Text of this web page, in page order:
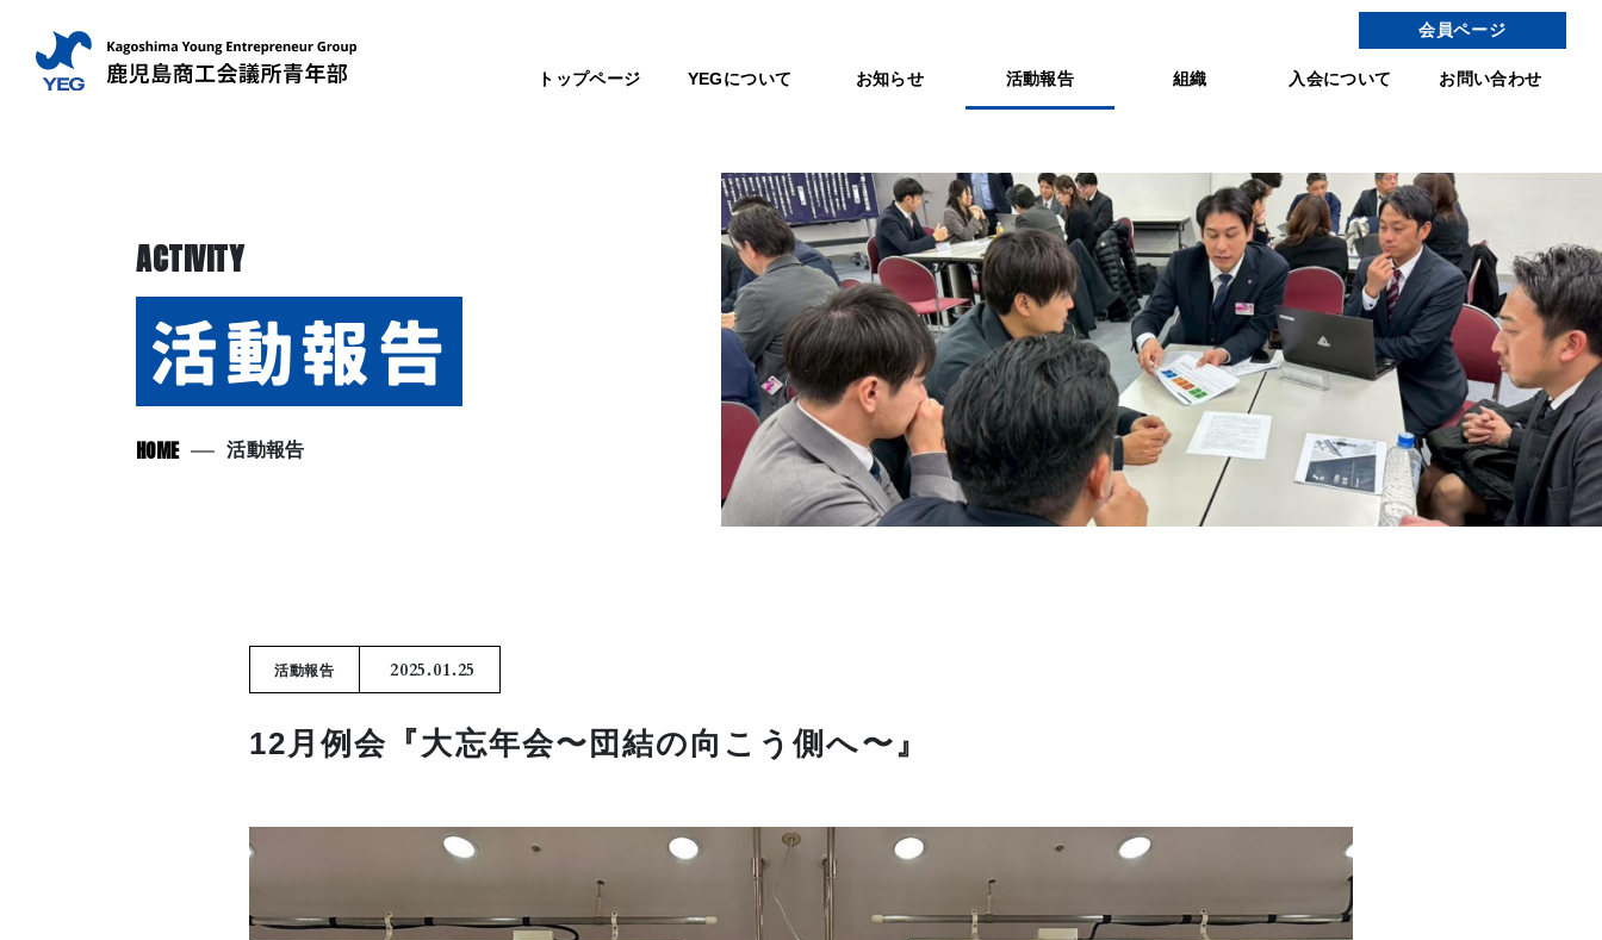
会員ページ
トップページ YEGについて お知らせ 活動報告 組織 入会について お問い合わせ
ACTIVITY
活動報告
HOME 活動報告
活動報告 2025.01.25
12月例会『大忘年会〜団結の向こう側へ〜』